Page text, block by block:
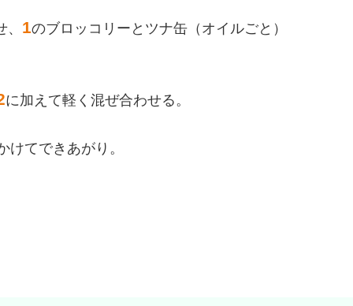
1のブロッコリーとツナ缶（オイルごと）
に加えて軽く混ぜ合わせる。
てできあがり。